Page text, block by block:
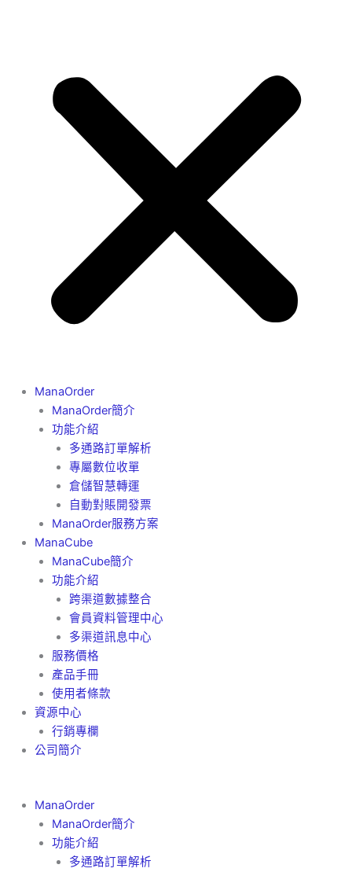
ManaOrder
ManaOrder簡介
功能介紹
多通路訂單解析
專屬數位收單
倉儲智慧轉運
自動對賬開發票
ManaOrder服務方案
ManaCube
ManaCube簡介
功能介紹
跨渠道數據整合
會員資料管理中心
多渠道訊息中心
服務價格
產品手冊
使用者條款
資源中心
行銷專欄
公司簡介
ManaOrder
ManaOrder簡介
功能介紹
多通路訂單解析